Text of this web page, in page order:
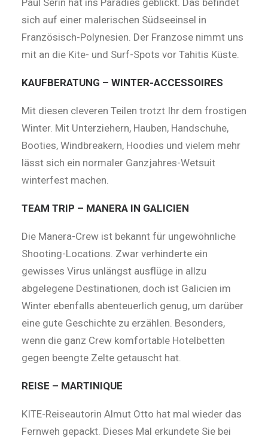
Paul Serin hat ins Paradies geblickt. Das befindet
sich auf einer malerischen Südseeinsel in
Französisch-Polynesien. Der Franzose nimmt uns
mit an die Kite- und Surf-Spots vor Tahitis Küste.
KAUFBERATUNG – WINTER-ACCESSOIRES
Mit diesen cleveren Teilen trotzt Ihr dem frostigen
Winter. Mit Unterziehern, Hauben, Handschuhe,
Booties, Windbreakern, Hoodies und vielem mehr
lässt sich ein normaler Ganzjahres-Wetsuit
winterfest machen.
TEAM TRIP – MANERA IN GALICIEN
Die Manera-Crew ist bekannt für ungewöhnliche
Shooting-Locations. Zwar verhinderte ein
gewisses Virus unlängst ausflüge in allzu
abgelegene Destinationen, doch ist Galicien im
Winter ebenfalls abenteuerlich genug, um darüber
eine gute Geschichte zu erzählen. Besonders,
wenn die ganz Crew komfortable Hotelbetten
gegen beengte Zelte getauscht hat.
REISE – MARTINIQUE
KITE-Reiseautorin Almut Otto hat mal wieder das
Fernweh gepackt. Dieses Mal erkundete Sie bei